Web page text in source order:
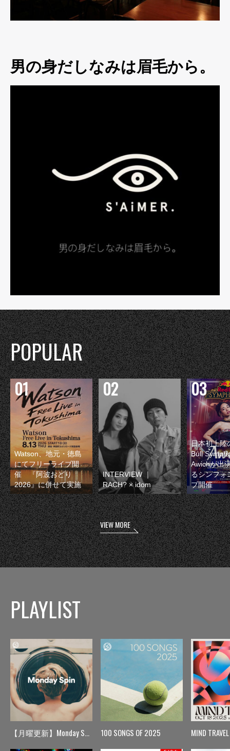
男の身だしなみは眉毛から。
POPULAR
Watson、地元・徳島
にてフリーライブ開
催 『阿波おどり
2026』に併せて実施
INTERVIEW ｜
RACH? × idom
日本初上陸
Bull
Awichが出
るシンフォ
ブ開催
VIEW MORE
PLAYLIST
【月曜更新】Monday Spin 100 SONGS OF 2025 MIND TRAVEL